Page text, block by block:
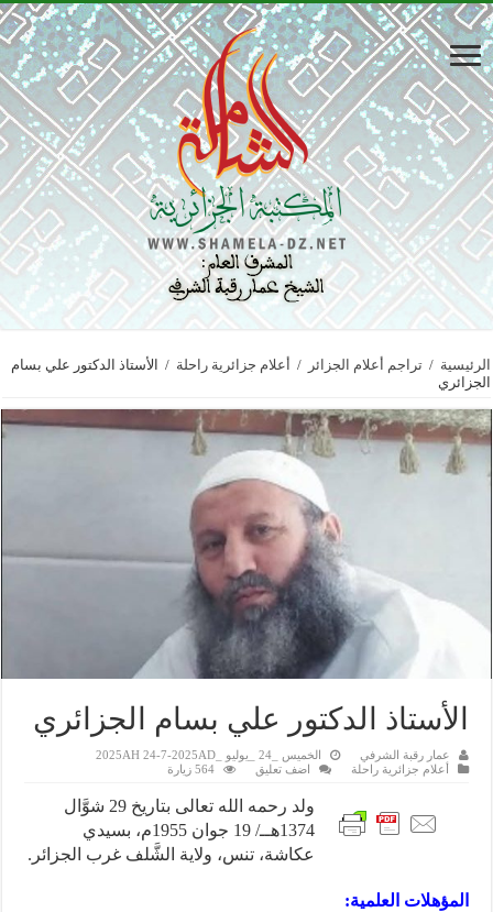
الرئيسية / تراجم أعلام الجزائر / أعلام جزائرية راحلة /
الأستاذ الدكتور علي بسام
الجزائري
الأستاذ الدكتور علي بسام الجزائري
عمار رقبة الشرفي
الخميس _24 _يوليو _2025AH 24-7-2025AD
أعلام جزائرية راحلة
اضف تعليق 564 زيارة
ولد رحمه الله تعالى بتاريخ 29 شوَّال
1374هــ/ 19 جوان 1955م، بسيدي
عكاشة، تنس، ولاية الشَّلف غرب الجزائر.
المؤهلات العلمية: